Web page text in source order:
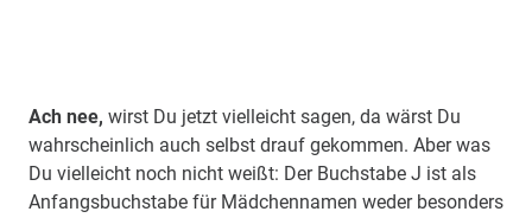
Ach nee, wirst Du jetzt vielleicht sagen, da wärst Du
wahrscheinlich auch selbst drauf gekommen. Aber was
Du vielleicht noch nicht weißt: Der Buchstabe J ist als
Anfangsbuchstabe für Mädchennamen weder besonders